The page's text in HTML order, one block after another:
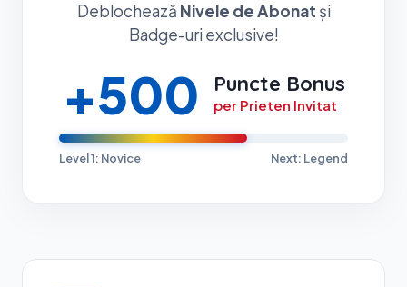
Deblochează Nivele de Abonat și
Badge-uri exclusive!
+500 Puncte Bonus
per Prieten Invitat
Level 1: Novice Next: Legend